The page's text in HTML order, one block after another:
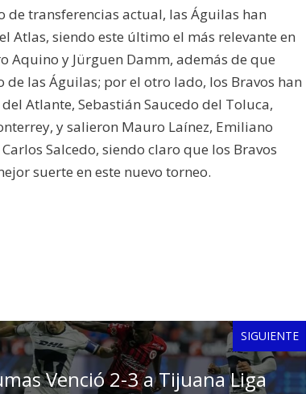
transferencias actual, las Águilas han
Atlas, siendo este último el más relevante en
Aquino y Jürguen Damm, además de que
las Águilas; por el otro lado, los Bravos han
Atlante, Sebastián Saucedo del Toluca,
y salieron Mauro Laínez, Emiliano
Salcedo, siendo claro que los Bravos
suerte en este nuevo torneo.
SIGUIENTE
Venció 2-3 a Tijuana Liga